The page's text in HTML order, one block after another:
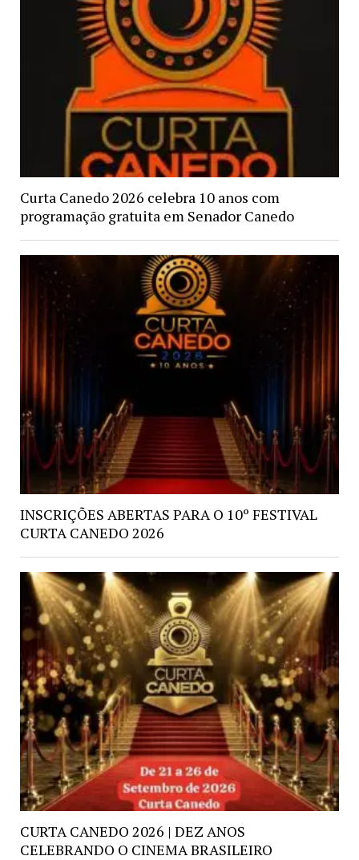
Curta Canedo 2026 celebra 10 anos com
programação gratuita em Senador Canedo
INSCRIÇÕES ABERTAS PARA O 10º FESTIVAL
CURTA CANEDO 2026
CURTA CANEDO 2026 | DEZ ANOS
CELEBRANDO O CINEMA BRASILEIRO